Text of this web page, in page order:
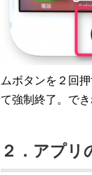
ムボタンを２回
て強制終了。で
２．アプリ